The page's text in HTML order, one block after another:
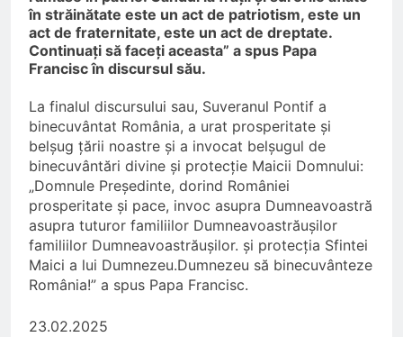
în străinătate este un act de patriotism, este un
act de fraternitate, este un act de dreptate.
Continuați să faceți aceasta” a spus Papa
Francisc în discursul său.
La finalul discursului sau, Suveranul Pontif a
binecuvântat România, a urat prosperitate și
belșug țării noastre și a invocat belșugul de
binecuvântări divine și protecție Maicii Domnului:
„Domnule Președinte, dorind României
prosperitate și pace, invoc asupra Dumneavoastră
asupra tuturor familiilor Dumneavoastrăușilor
familiilor Dumneavoastrăușilor. și protecția Sfintei
Maici a lui Dumnezeu.Dumnezeu să binecuvânteze
România!” a spus Papa Francisc.
23.02.2025